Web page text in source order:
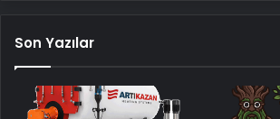
Son Yazılar